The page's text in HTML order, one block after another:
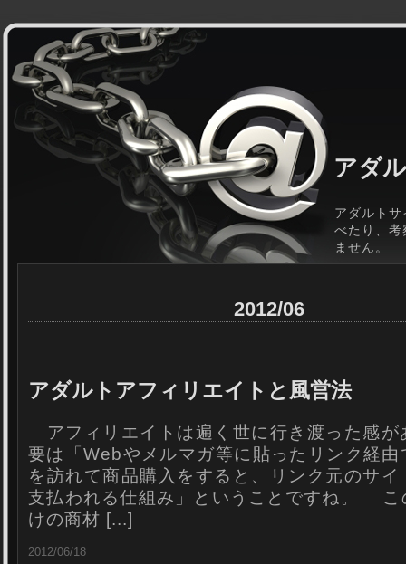
アダ
アダルト
べたり、
ません。
2012/06
アダルトアフィリエイトと風営法
アフィリエイトは遍く世に行き渡った感が
要は「Webやメルマガ等に貼ったリンク経由
を訪れて商品購入をすると、リンク元のサイ
支払われる仕組み」ということですね。 こ
けの商材 [...]
2012/06/18